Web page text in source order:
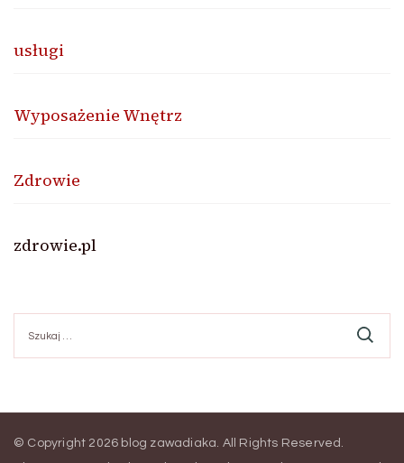
usługi
Wyposażenie Wnętrz
Zdrowie
zdrowie.pl
© Copyright 2026 blog zawadiaka. All Rights Reserved.